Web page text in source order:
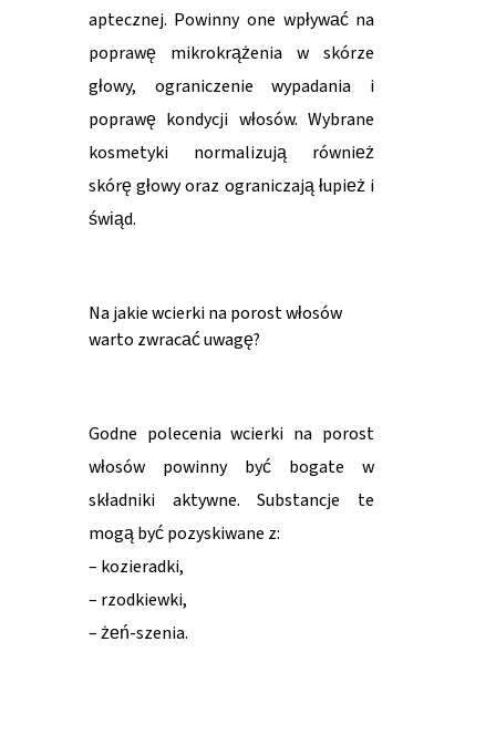
aptecznej. Powinny one wpływać na
poprawę mikrokrążenia w skórze
głowy, ograniczenie wypadania i
poprawę kondycji włosów. Wybrane
kosmetyki normalizują również
skórę głowy oraz ograniczają łupież i
świąd.
Na jakie wcierki na porost włosów
warto zwracać uwagę?
Godne polecenia wcierki na porost
włosów powinny być bogate w
składniki aktywne. Substancje te
mogą być pozyskiwane z:
– kozieradki,
– rzodkiewki,
– żeń-szenia.